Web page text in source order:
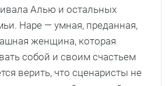
Алью и остальных
Наре — умная, преданная,
женщина, которая
собой и своим счастьем
верить, что сценаристы не